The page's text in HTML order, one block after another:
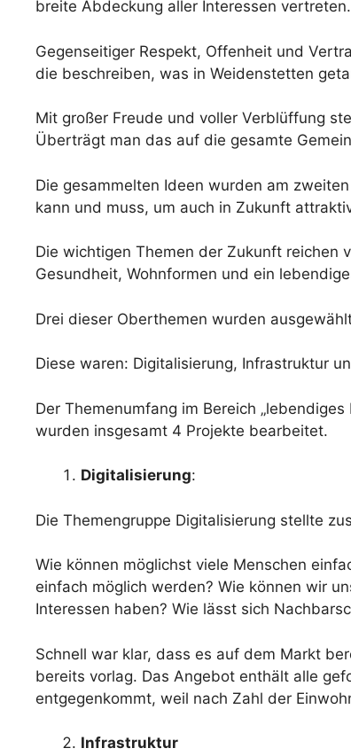
breite Abdeckung aller Interessen vertreten.
Gegenseitiger Respekt, Offenheit und
die beschreiben, was in Weidenstetten
Mit großer Freude und voller Verblüffung
Überträgt man das auf die gesamte
Die gesammelten Ideen wurden am
kann und muss, um auch in Zukunft
Die wichtigen Themen der Zukunft reichen
Gesundheit, Wohnformen und ein
Drei dieser Oberthemen wurden
Diese waren: Digitalisierung, Infrastruktur
Der Themenumfang im Bereich
wurden insgesamt 4 Projekte bearbeitet.
Digitalisierung:
Die Themengruppe Digitalisierung stellte
Wie können möglichst viele Menschen
einfach möglich werden? Wie können wir
Interessen haben? Wie lässt sich
Schnell war klar, dass es auf dem Markt
bereits vorlag. Das Angebot enthält alle
entgegenkommt, weil nach Zahl der
Infrastruktur